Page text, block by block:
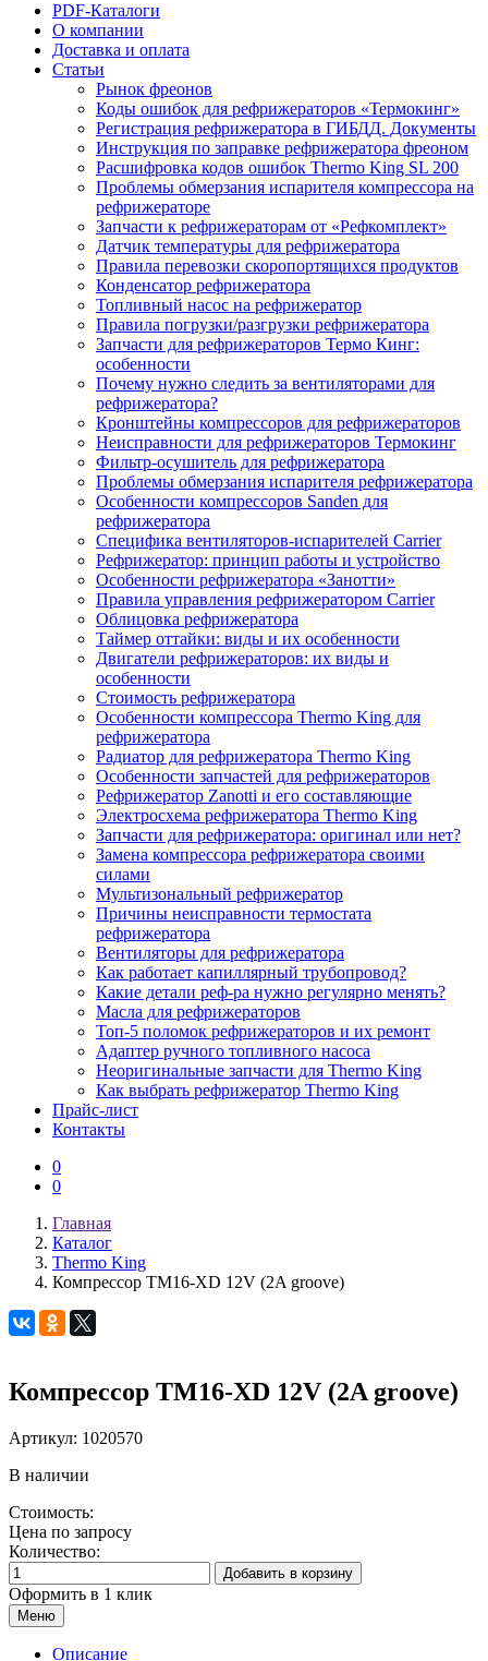
PDF-Каталоги
О компании
Доставка и оплата
Статьи
Рынок фреонов
Коды ошибок для рефрижераторов «Термокинг»
Регистрация рефрижератора в ГИБДД. Документы
Инструкция по заправке рефрижератора фреоном
Расшифровка кодов ошибок Thermo King SL 200
Проблемы обмерзания испарителя компрессора на
рефрижераторе
Запчасти к рефрижераторам от «Рефкомплект»
Датчик температуры для рефрижератора
Правила перевозки скоропортящихся продуктов
Конденсатор рефрижератора
Топливный насос на рефрижератор
Правила погрузки/разгрузки рефрижератора
Запчасти для рефрижераторов Термо Кинг:
особенности
Почему нужно следить за вентиляторами для
рефрижератора?
Кронштейны компрессоров для рефрижераторов
Неисправности для рефрижераторов Термокинг
Фильтр-осушитель для рефрижератора
Проблемы обмерзания испарителя рефрижератора
Особенности компрессоров Sanden для
рефрижератора
Специфика вентиляторов-испарителей Carrier
Рефрижератор: принцип работы и устройство
Особенности рефрижератора «Занотти»
Правила управления рефрижератором Carrier
Облицовка рефрижератора
Таймер оттайки: виды и их особенности
Двигатели рефрижераторов: их виды и
особенности
Стоимость рефрижератора
Особенности компрессора Thermo King для
рефрижератора
Радиатор для рефрижератора Thermo King
Особенности запчастей для рефрижераторов
Рефрижератор Zanotti и его составляющие
Электросхема рефрижератора Thermo King
Запчасти для рефрижератора: оригинал или нет?
Замена компрессора рефрижератора своими
силами
Мультизональный рефрижератор
Причины неисправности термостата
рефрижератора
Вентиляторы для рефрижератора
Как работает капиллярный трубопровод?
Какие детали реф-ра нужно регулярно менять?
Масла для рефрижераторов
Топ-5 поломок рефрижераторов и их ремонт
Адаптер ручного топливного насоса
Неоригинальные запчасти для Thermo King
Как выбрать рефрижератор Thermo King
Прайс-лист
Контакты
0
0
Главная
Каталог
Thermo King
Компрессор TM16-XD 12V (2A groove)
Компрессор TM16-XD 12V (2A groove)
Артикул: 1020570
В наличии
Стоимость:
Цена по запросу
Количество:
Добавить в корзину
Оформить в 1 клик
Меню
Описание